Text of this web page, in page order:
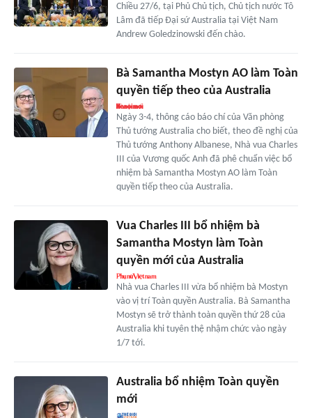
Chiều 27/6, tại Phủ Chủ tịch, Chủ tịch nước Tô
Lâm đã tiếp Đại sứ Australia tại Việt Nam
Andrew Goledzinowski đến chào.
Bà Samantha Mostyn AO làm Toàn
quyền tiếp theo của Australia
Ngày 3-4, thông cáo báo chí của Văn phòng
Thủ tướng Australia cho biết, theo đề nghị của
Thủ tướng Anthony Albanese, Nhà vua Charles
III của Vương quốc Anh đã phê chuẩn việc bổ
nhiệm bà Samantha Mostyn AO làm Toàn
quyền tiếp theo của Australia.
Vua Charles III bổ nhiệm bà
Samantha Mostyn làm Toàn
quyền mới của Australia
Nhà vua Charles III vừa bổ nhiệm bà Mostyn
vào vị trí Toàn quyền Australia. Bà Samantha
Mostyn sẽ trở thành toàn quyền thứ 28 của
Australia khi tuyên thệ nhậm chức vào ngày
1/7 tới.
Australia bổ nhiệm Toàn quyền
mới